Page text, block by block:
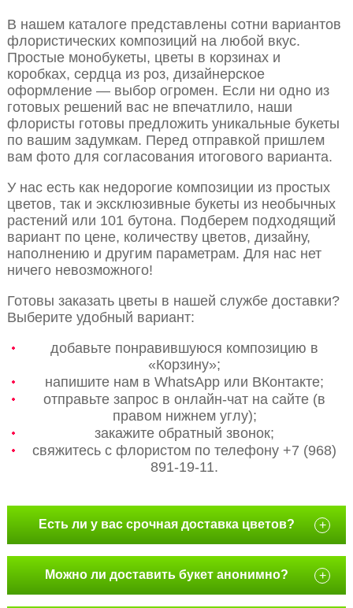
В нашем каталоге представлены сотни вариантов
флористических композиций на любой вкус.
Простые монобукеты, цветы в корзинах и
коробках, сердца из роз, дизайнерское
оформление — выбор огромен. Если ни одно из
готовых решений вас не впечатлило, наши
флористы готовы предложить уникальные букеты
по вашим задумкам. Перед отправкой пришлем
вам фото для согласования итогового варианта.
У нас есть как недорогие композиции из простых
цветов, так и эксклюзивные букеты из необычных
растений или 101 бутона. Подберем подходящий
вариант по цене, количеству цветов, дизайну,
наполнению и другим параметрам. Для нас нет
ничего невозможного!
Готовы заказать цветы в нашей службе доставки?
Выберите удобный вариант:
добавьте понравившуюся композицию в
«Корзину»;
напишите нам в WhatsApp или ВКонтакте;
отправьте запрос в онлайн-чат на сайте (в
правом нижнем углу);
закажите обратный звонок;
свяжитесь с флористом по телефону +7 (968)
891-19-11.
Есть ли у вас срочная доставка цветов? +
Можно ли доставить букет анонимно? +